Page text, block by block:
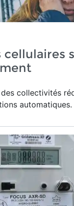
cellulaires
collectivités
automatiques.